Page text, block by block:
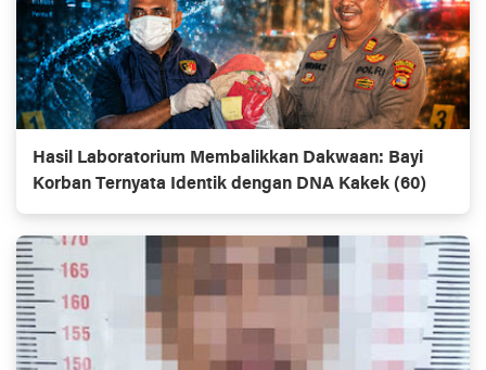
Hasil Laboratorium Membalikkan Dakwaan: Bayi
Korban Ternyata Identik dengan DNA Kakek (60)